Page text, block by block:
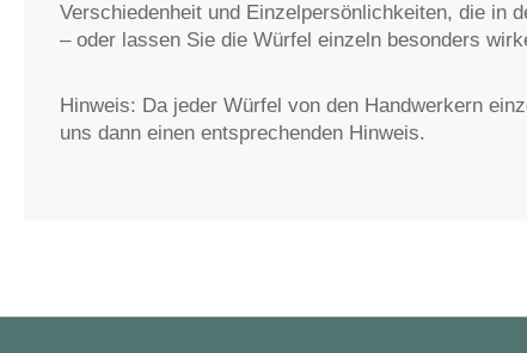
Verschiedenheit und Einzelpersönlichkeiten, die in
– oder lassen Sie die Würfel einzeln besonders
Hinweis: Da jeder Würfel von den Handwerkern
uns dann einen entsprechenden Hinweis.